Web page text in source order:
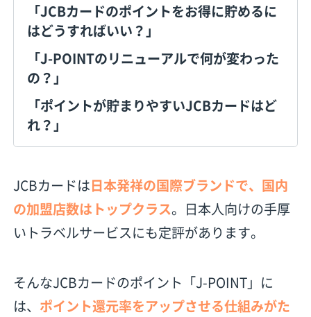
「JCBカードのポイントをお得に貯めるに
はどうすればいい？」
「J-POINTのリニューアルで何が変わった
の？」
「ポイントが貯まりやすいJCBカードはど
れ？」
JCBカードは日本発祥の国際ブランドで、国内
の加盟店数はトップクラス。日本人向けの手厚
いトラベルサービスにも定評があります。
そんなJCBカードのポイント「J-POINT」に
は、 ポイント還元率をアップさせる仕組みがた